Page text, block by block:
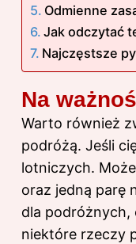
Odmienne
Jak odczytać
Najczęstsze
Na
Warto również
podróżą. Jeśli
lotniczych.
oraz jedną parę
dla podróżnych,
niektóre rzeczy